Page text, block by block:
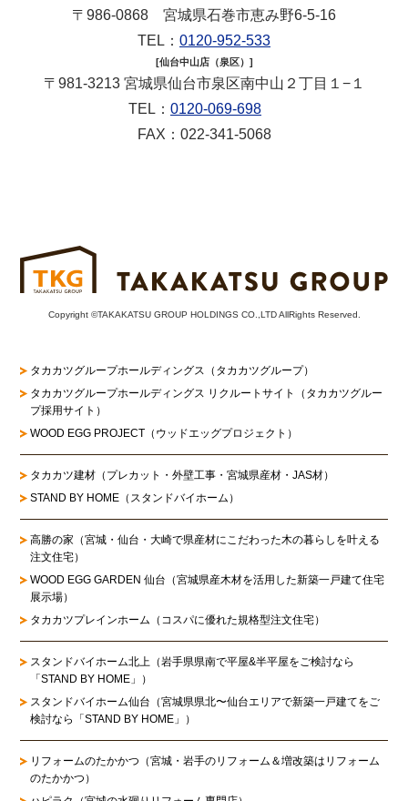
〒986-0868 宮城県石巻市恵み野6-5-16
TEL： 0120-952-533
[仙台中山店（泉区）]
〒981-3213 宮城県仙台市泉区南中山２丁目１−１
TEL： 0120-069-698
FAX：022-341-5068
Copyright ©TAKAKATSU GROUP HOLDINGS CO.,LTD AllRights Reserved.
タカカツグループホールディングス（タカカツグループ）
タカカツグループホールディングス リクルートサイト
（タカカツグルー
プ採用サイト）
WOOD EGG PROJECT（ウッドエッグプロジェクト）
タカカツ建材（プレカット・外壁工事・宮城県産材・JAS材）
STAND BY HOME（スタンドバイホーム）
高勝の家 （宮城・仙台・大崎で県産材にこだわった木の暮らしを叶える
注文住宅）
WOOD EGG GARDEN 仙台（宮城県産木材を活用した新築一戸建て住宅
展示場）
タカカツプレインホーム（コスパに優れた規格型注文住宅）
スタンドバイホーム北上 （岩手県県南で平屋&半平屋をご検討なら
「STAND BY HOME」）
スタンドバイホーム仙台 （宮城県県北〜仙台エリアで新築一戸建てをご
検討なら「STAND BY HOME」）
リフォームのたかかつ （宮城・岩手のリフォーム＆増改築はリフォーム
のたかかつ）